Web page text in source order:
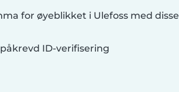
for øyeblikket i Ulefoss med disse
ID-verifisering